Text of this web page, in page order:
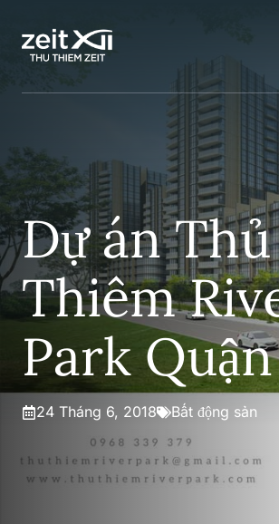
đến
Dự án Thủ
Thiêm
Park
24 Tháng 6, 2018 Bất động sản